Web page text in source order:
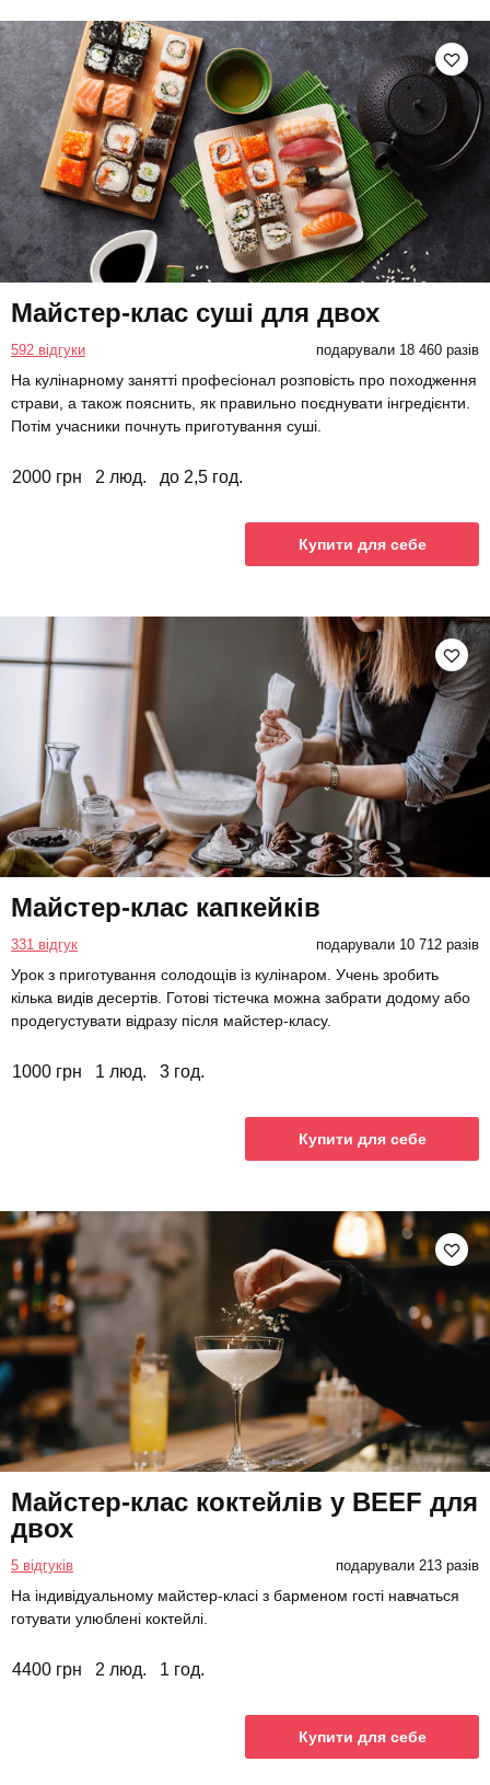
Майстер-клас суші для двох
592 відгуки подарували 18 460 разів
На кулінарному занятті професіонал розповість про походження
страви, а також пояснить, як правильно поєднувати інгредієнти.
Потім учасники почнуть приготування суші.
2000 грн 2 люд. до 2,5 год.
Купити для себе
Майстер-клас капкейків
331 відгук подарували 10 712 разів
Урок з приготування солодощів із кулінаром. Учень зробить
кілька видів десертів. Готові тістечка можна забрати додому або
продегустувати відразу після майстер-класу.
1000 грн 1 люд. 3 год.
Купити для себе
Майстер-клас коктейлів у BEEF для
двох
5 відгуків подарували 213 разів
На індивідуальному майстер-класі з барменом гості навчаться
готувати улюблені коктейлі.
4400 грн 2 люд. 1 год.
Купити для себе